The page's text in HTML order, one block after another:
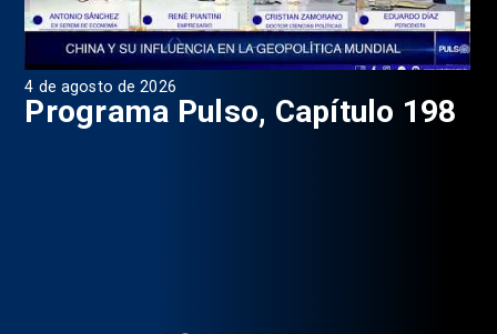
4 de agosto de 2026
Programa Pulso, Capítulo 198